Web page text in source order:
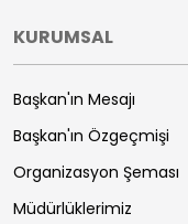
KURUMSAL
Başkan'ın Mesajı
Başkan'ın Özgeçmişi
Organizasyon Şeması
Müdürlüklerimiz